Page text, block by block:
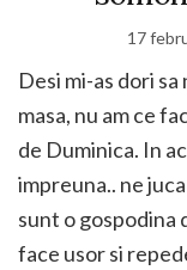
17
Desi mi-as dori
masa, nu am ce
de Duminica. In
impreuna.. ne
sunt o gospodina
face usor si